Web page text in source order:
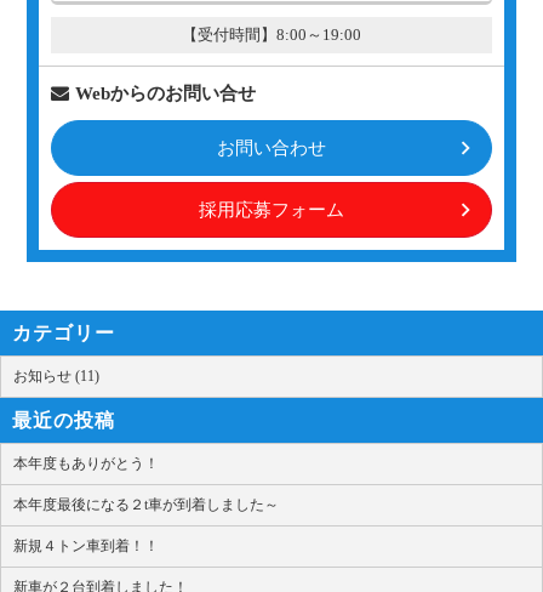
【受付時間】8:00～19:00
Webからのお問い合せ
お問い合わせ
採用応募フォーム
カテゴリー
お知らせ (11)
最近の投稿
本年度もありがとう！
本年度最後になる２t車が到着しました～
新規４トン車到着！！
新車が２台到着しました！